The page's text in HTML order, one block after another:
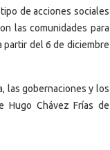
de acciones sociales
las comunidades para
partir del 6 de diciembre
las gobernaciones y los
Hugo Chávez Frías de